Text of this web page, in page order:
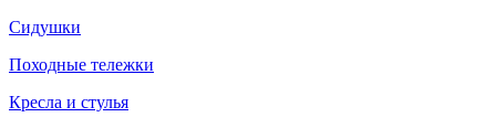
Сидушки
Походные тележки
Кресла и стулья